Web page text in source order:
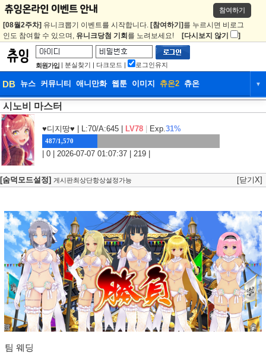
참여하기
[08월2주차] 유니크뽑기 이벤트를 시작합니다. [참여하기] 를 누르시면 비로그
인도 참여할 수 있으며, 유니크당첨 기회 를 노려보세요! [다시보지 않기 ]
회원가입 | 분실찾기 | 다크모드 | 로그인유지
DB 뉴스 커뮤니티 애니만화 웹툰 이미지 츄온2 츄온 ▼
DB
웹툰 이미지 츄온2
시노비 마스터
♥디지땅♥ | L:70/A:645 | LV78 Exp.31%
487/1,570
| 0 | 2026-07-07 01:07:37 | 219 |
[숨덕모드설정] 게시판최상단항상설정가능 [닫기X]
팀 웨딩